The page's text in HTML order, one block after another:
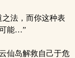
法，而你这种表
能…”
仙岛解救自己于危